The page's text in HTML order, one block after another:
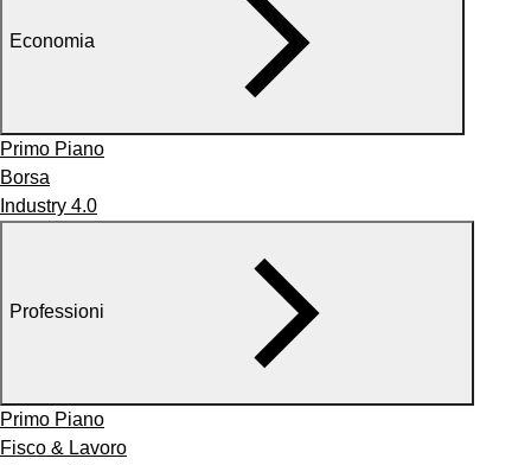
Economia
Primo Piano
Borsa
Industry 4.0
Professioni
Primo Piano
Fisco & Lavoro